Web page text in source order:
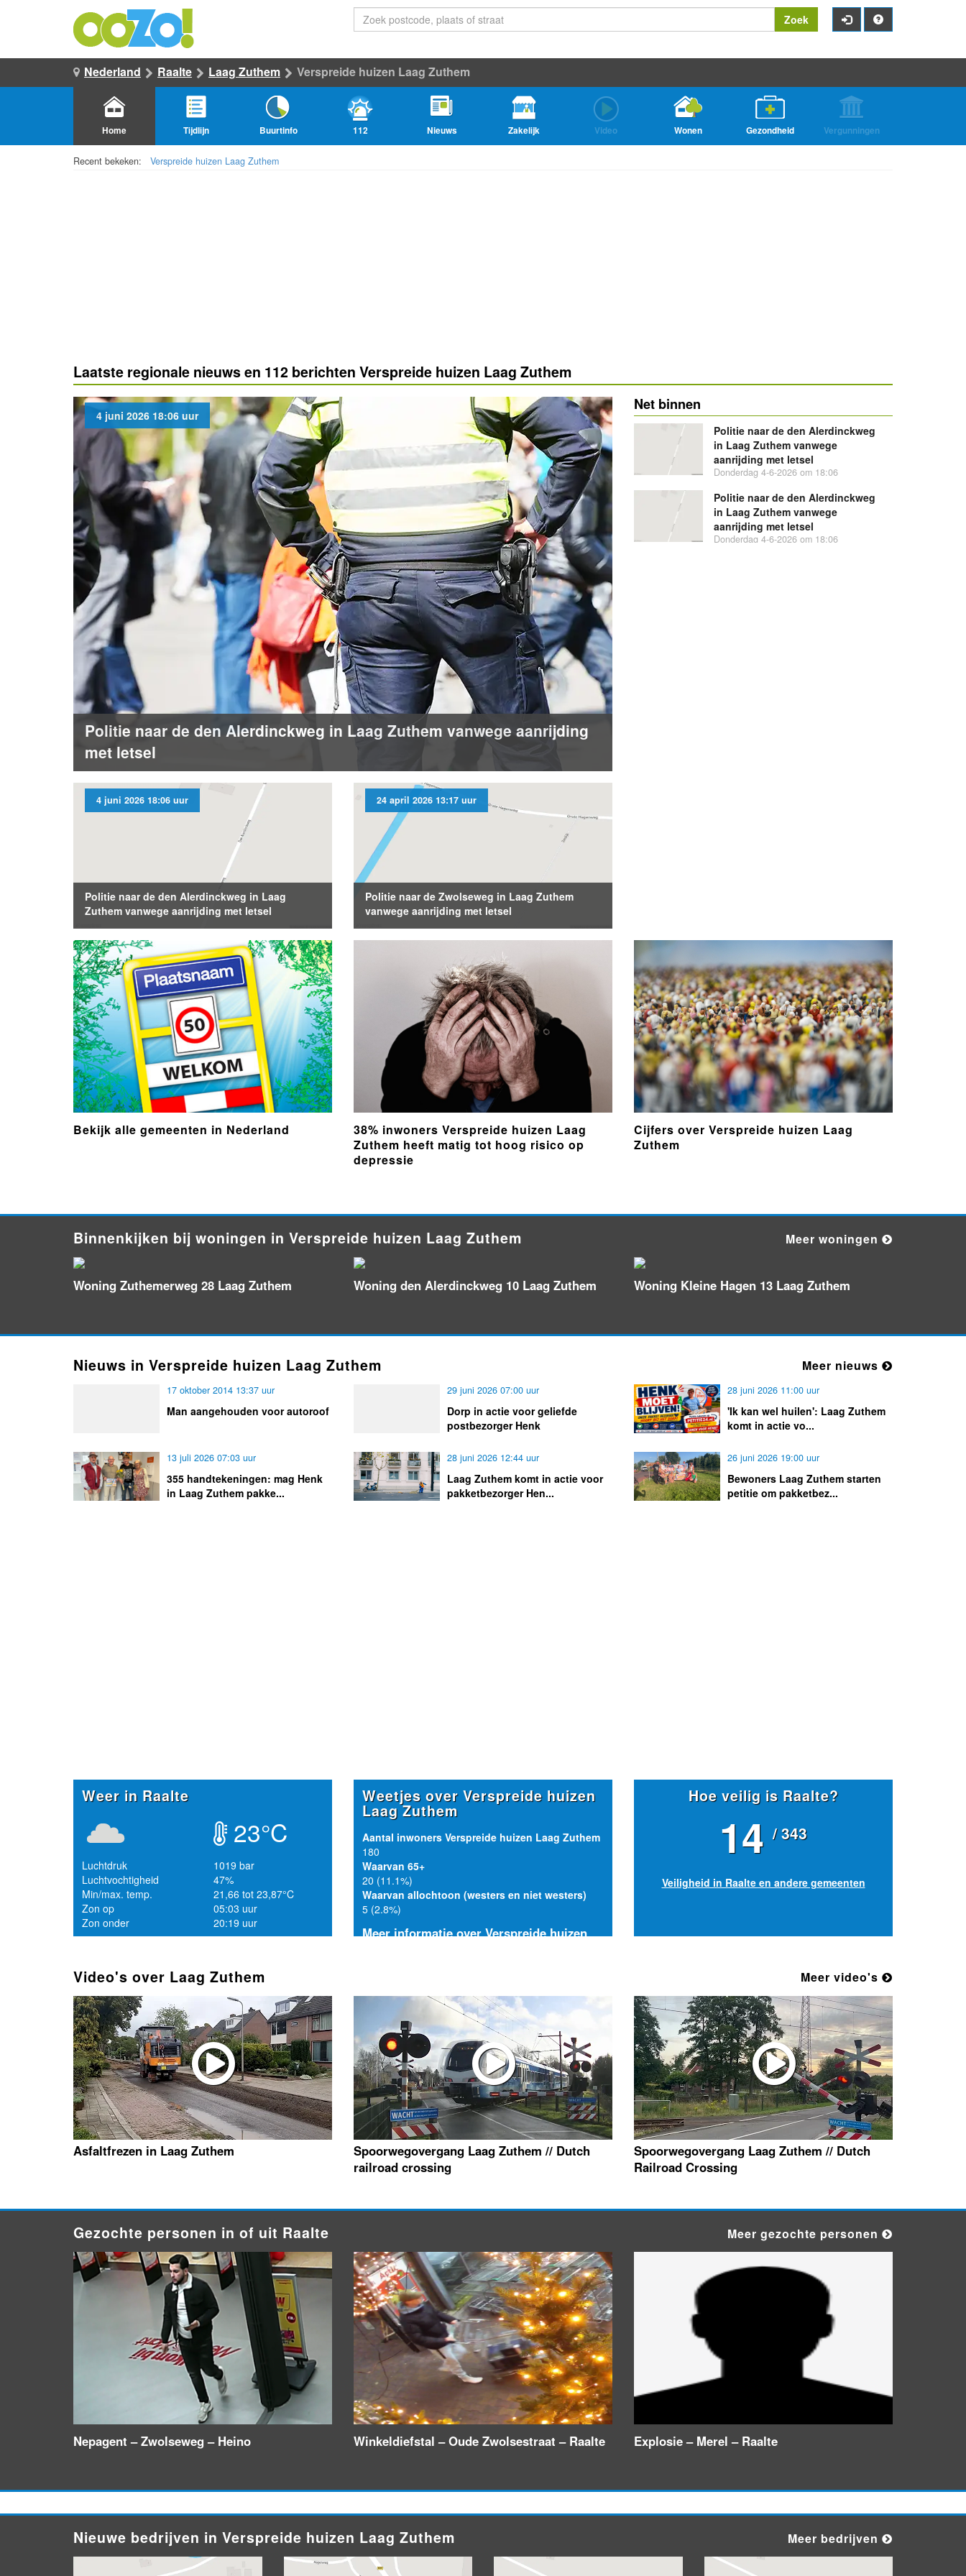
Zoek
Nederland Raalte Laag Zuthem Verspreide huizen Laag Zuthem
Home Tijdlijn Buurtinfo 112 Nieuws Zakelijk Video Wonen Gezondheid Vergunningen
Recent bekeken: Verspreide huizen Laag Zuthem
Laatste regionale nieuws en 112 berichten Verspreide huizen Laag Zuthem
4 juni 2026 18:06 uur
Politie naar de den Alerdinckweg in Laag Zuthem vanwege aanrijding
met letsel
4 juni 2026 18:06 uur
Politie naar de den Alerdinckweg in Laag
Zuthem vanwege aanrijding met letsel
24 april 2026 13:17 uur
Politie naar de Zwolseweg in Laag Zuthem
vanwege aanrijding met letsel
Net binnen
Politie naar de den Alerdinckweg
in Laag Zuthem vanwege
aanrijding met letsel
Donderdag 4-6-2026 om 18:06
Politie naar de den Alerdinckweg
in Laag Zuthem vanwege
aanrijding met letsel
Donderdag 4-6-2026 om 18:06
Nieuw bedrijfSkylger Bakfytskiter
B.V.
Woning den Alerdinckweg 10
Laag Zuthem
Nieuw bedrijf
Zuthem vanwege aanrijding met
Maandag 10-11-2025 om 13:16
Zuthem vanwege aanrijding met
Nieuw bedrijfTEBA V.O.F.
Bekijk alle gemeenten in Nederland
38% inwoners Verspreide huizen Laag
Zuthem heeft matig tot hoog risico op
depressie
Cijfers over Verspreide huizen Laag
Zuthem
Binnenkijken bij woningen in Verspreide huizen Laag Zuthem Meer woningen
Woning Zuthemerweg 28 Laag Zuthem Woning den Alerdinckweg 10 Laag Zuthem Woning Kleine Hagen 13 Laag Zuthem
Nieuws in Verspreide huizen Laag Zuthem Meer nieuws
17 oktober 2014 13:37 uur
Man aangehouden voor autoroof
13 juli 2026 07:03 uur
355 handtekeningen: mag Henk
in Laag Zuthem pakke...
29 juni 2026 07:00 uur
Dorp in actie voor geliefde
postbezorger Henk
28 juni 2026 12:44 uur
Laag Zuthem komt in actie voor
pakketbezorger Hen...
28 juni 2026 11:00 uur
'Ik kan wel huilen': Laag Zuthem
komt in actie vo...
26 juni 2026 19:00 uur
Bewoners Laag Zuthem starten
petitie om pakketbez...
Weer in Raalte
23°C
Luchtdruk
1019 bar
Luchtvochtigheid
47%
Min/max. temp.
21,66 tot 23,87°C
Zon op
05:03 uur
Zon onder
20:19 uur
Weetjes over Verspreide huizen
Laag Zuthem
Aantal inwoners Verspreide huizen Laag Zuthem
180
Waarvan 65+
20 (11.1%)
Waarvan allochtoon (westers en niet westers)
5 (2.8%)
Meer informatie over Verspreide huizen
Hoe veilig is Raalte?
14 / 343
Veiligheid in Raalte en andere gemeenten
Video's over Laag Zuthem Meer video's
Asfaltfrezen in Laag Zuthem
Spoorwegovergang Laag Zuthem // Dutch
railroad crossing
Spoorwegovergang Laag Zuthem // Dutch
Railroad Crossing
Gezochte personen in of uit Raalte Meer gezochte personen
Nepagent – Zwolseweg – Heino Winkeldiefstal – Oude Zwolsestraat – Raalte Explosie – Merel – Raalte
Nieuwe bedrijven in Verspreide huizen Laag Zuthem Meer bedrijven